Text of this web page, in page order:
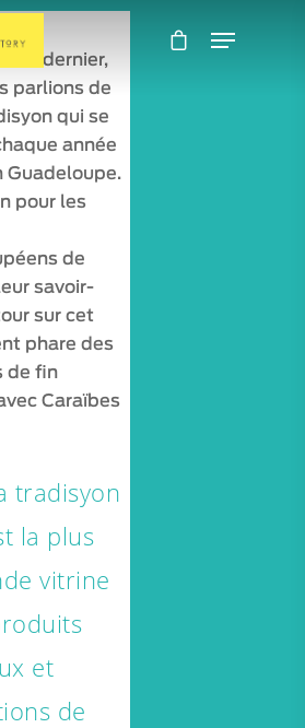
dernier,
parlions de
qui se
année
Guadeloupe.
pour les
de
savoir-
sur cet
phare des
de fin
Caraïbes
tradisyon
la plus
vitrine
et
de